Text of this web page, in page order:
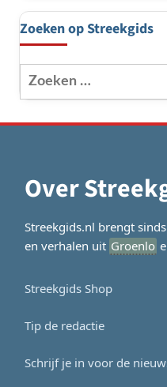
Zoeken op Streekgids
Zoeken
naar:
Over
Streekgids.nl brengt
en verhalen uit Groenlo
Streekgids Shop
Tip de redactie
Schrijf je in voor de